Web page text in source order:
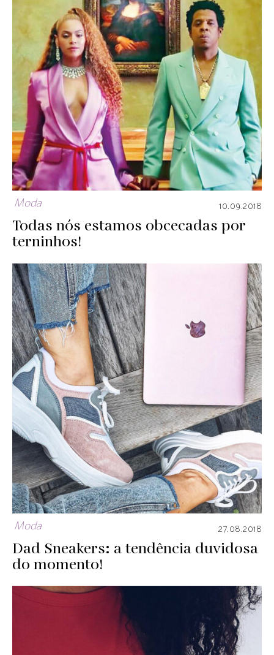
Moda 10.09.2018
Todas nós estamos obcecadas por
terninhos!
Moda 27.08.2018
Dad Sneakers: a tendência duvidosa
do momento!